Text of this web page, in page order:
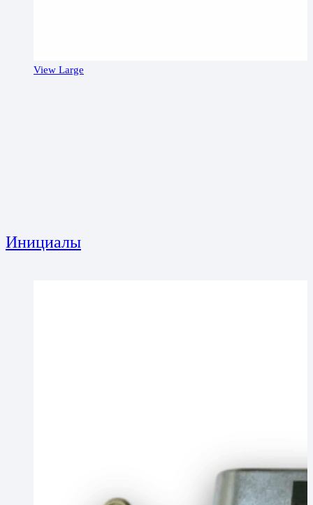
View Large
Инициалы